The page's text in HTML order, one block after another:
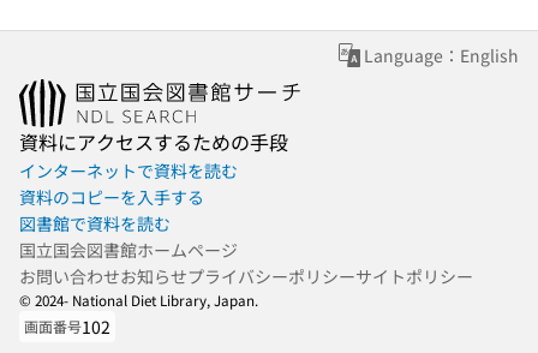
Language：English
資料にアクセスするための手段
インターネットで資料を読む
資料のコピーを入手する
図書館で資料を読む
国立国会図書館ホームページ
お問い合わせお知らせプライバシーポリシーサイトポリシー
© 2024- National Diet Library, Japan.
画面番号102